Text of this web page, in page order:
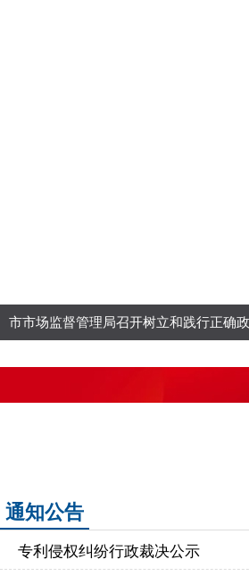
市市场监督管理局召开树立和践行正确
通知公告
专利侵权纠纷行政裁决公示